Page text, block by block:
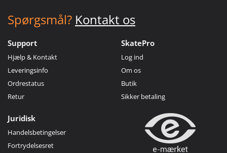
Spørgsmål? Kontakt os
Support
Hjælp & Kontakt
Leveringsinfo
Ordrestatus
Retur
SkatePro
Log ind
Om os
Butik
Sikker betaling
Juridisk
Handelsbetingelser
Fortrydelsesret